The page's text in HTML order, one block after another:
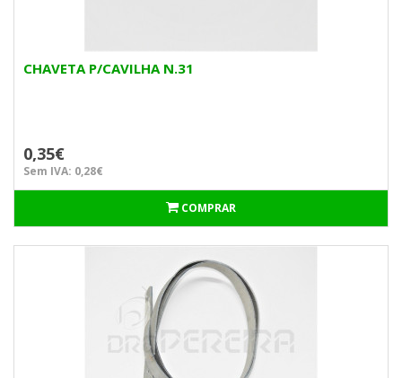
CHAVETA P/CAVILHA N.31
0,35€
Sem IVA: 0,28€
COMPRAR